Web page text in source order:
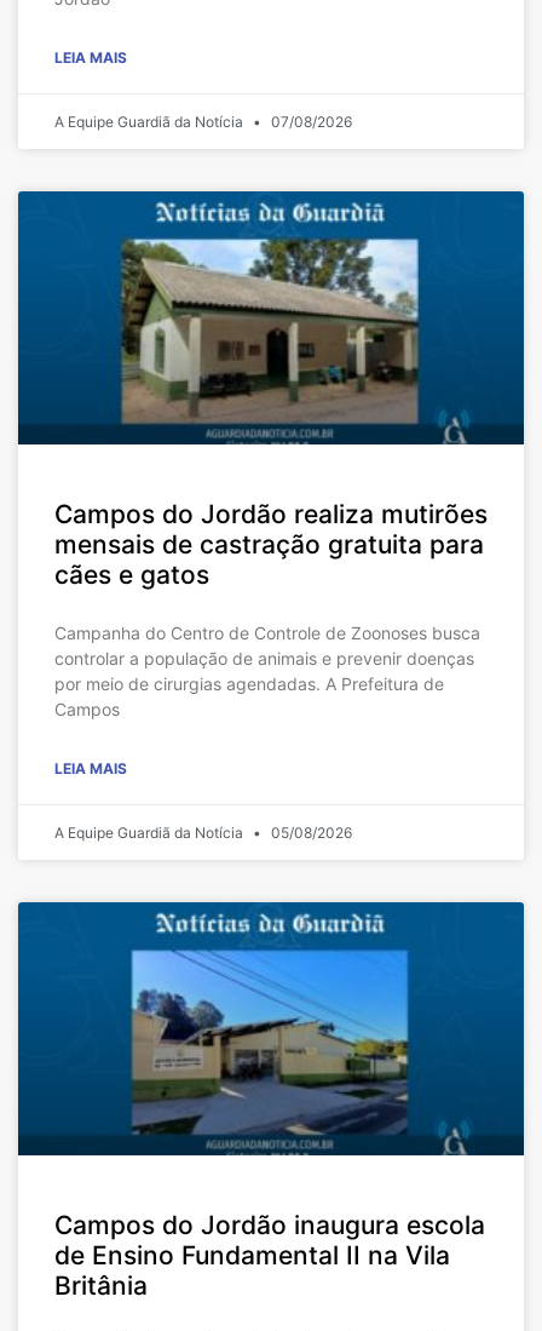
LEIA MAIS
A Equipe Guardiã da Notícia 07/08/2026
Campos do Jordão realiza mutirões
mensais de castração gratuita para
cães e gatos
Campanha do Centro de Controle de Zoonoses busca
controlar a população de animais e prevenir doenças
por meio de cirurgias agendadas. A Prefeitura de
Campos
LEIA MAIS
A Equipe Guardiã da Notícia 05/08/2026
Campos do Jordão inaugura escola
de Ensino Fundamental II na Vila
Britânia